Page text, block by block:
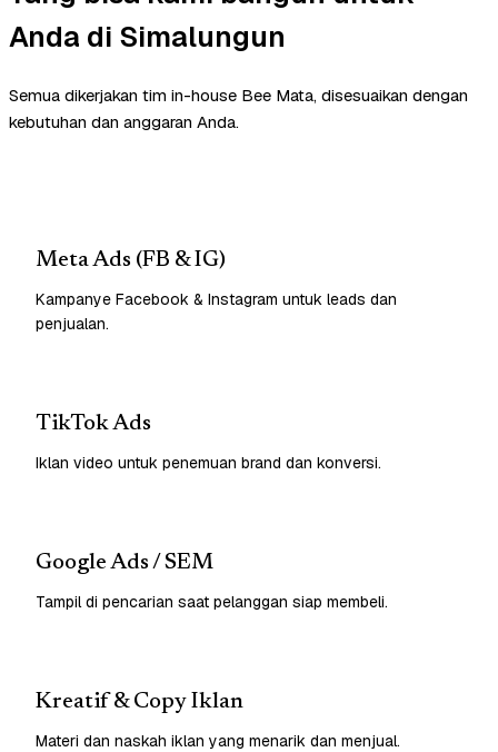
Anda di Simalungun
Semua dikerjakan tim in-house Bee Mata, disesuaikan dengan
kebutuhan dan anggaran Anda.
Meta Ads (FB & IG)
Kampanye Facebook & Instagram untuk leads dan
penjualan.
TikTok Ads
Iklan video untuk penemuan brand dan konversi.
Google Ads / SEM
Tampil di pencarian saat pelanggan siap membeli.
Kreatif & Copy Iklan
Materi dan naskah iklan yang menarik dan menjual.